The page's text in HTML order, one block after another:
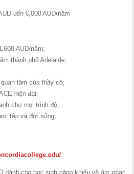
đến 6,000 AUD/năm
AUD/năm;
thành phố Adelaide;
tâm của thầy cô;
hiện đại;
cho mọi trình độ;
tập và đời sống;
:
dành cho học sinh năng khiếu về âm nhạc,